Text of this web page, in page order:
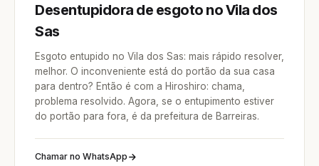
Desentupidora de esgoto no Vila dos
Sas
Esgoto entupido no Vila dos Sas: mais rápido resolver,
melhor. O inconveniente está do portão da sua casa
para dentro? Então é com a Hiroshiro: chama,
problema resolvido. Agora, se o entupimento estiver
do portão para fora, é da prefeitura de Barreiras.
Chamar no WhatsApp